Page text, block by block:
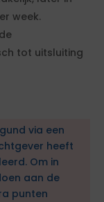
week.
tot uitsluiting
via een
heeft
Om in
aan de
punten